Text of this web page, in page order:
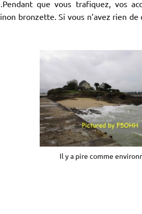
que vous trafiquez, vos
bronzette. Si vous n’avez rien de
Il y a pire comme